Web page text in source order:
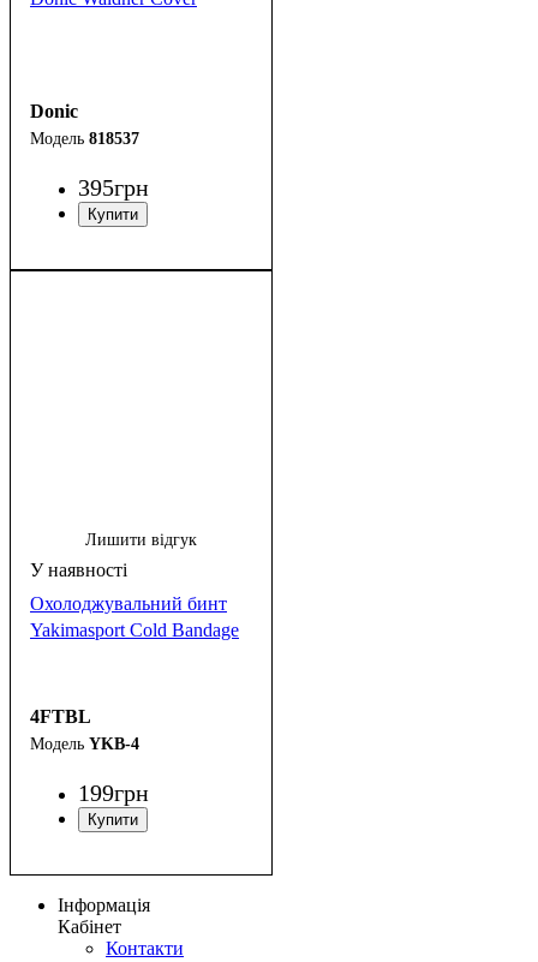
Donic
818537
395грн
Лишити відгук
Охолоджувальний бинт
Yakimasport Cold Bandage
4FTBL
YKB-4
199грн
Інформація
Кабінет
Контакти